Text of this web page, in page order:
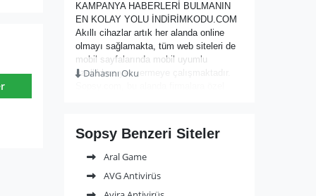
KAMPANYA HABERLERİ BULMANIN
EN KOLAY YOLU İNDİRİMKODU.COM
Akıllı cihazlar artık her alanda online
olmayı sağlamakta, tüm web siteleri de
mobil sayfalarında mobil uyumlu
özelliklere yer vermeye çalışmaktadır.
çok pratik bir şekilde ürün satabilmeyi
kolaylaştırmaktadır. Her firma kendi
tasarımı ile bir web sitesi açabilir ve çok
bu hizmetler için alt yapısı çok güçlü bir
site olarak firmalara çok uygun fiyat
Dahasını Oku
Sopsy Benzeri Siteler
Aral Game
AVG Antivirüs